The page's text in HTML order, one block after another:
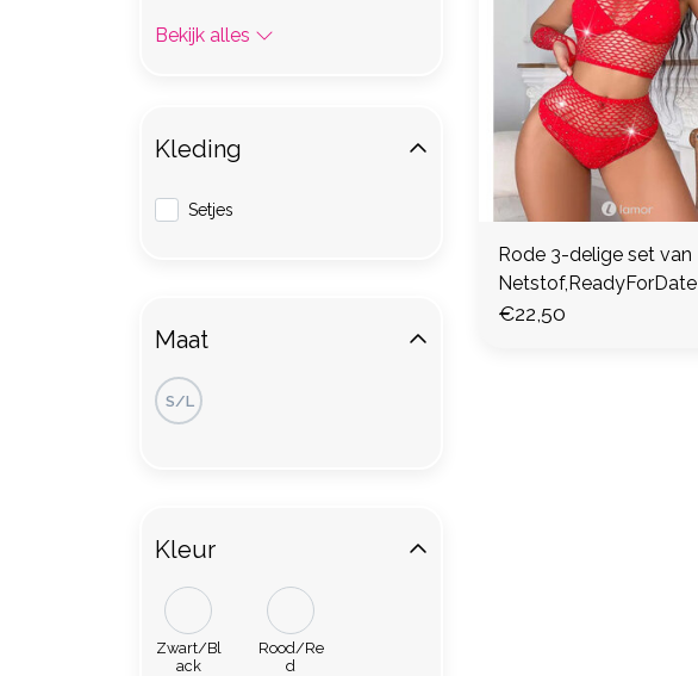
Rode 3-delige set van
Netstof,ReadyForDate
€22,50
Bekijk alles
Kleding
Setjes
Maat
S/L
Kleur
Zwart/Bl
ack
Rood/Re
d